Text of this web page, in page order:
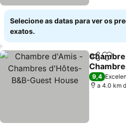
Selecione as datas para ver os
exatos.
Partilhar
Guest
Ver
9,4
a 4.0 km